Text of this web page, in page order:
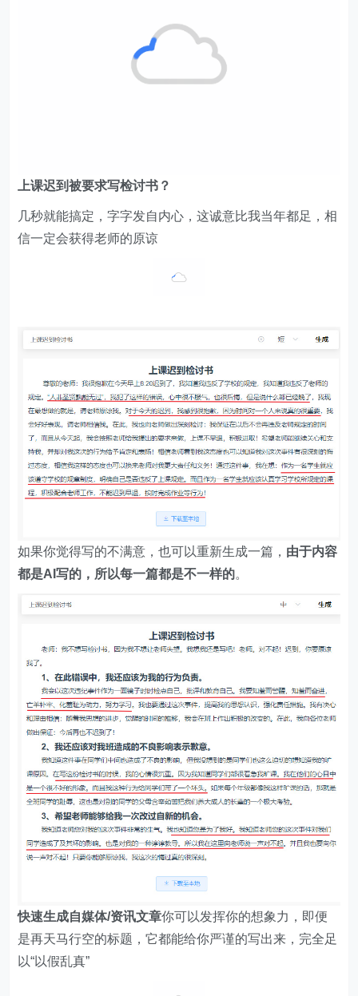
上课迟到被要求写检讨书？
几秒就能搞定，字字发自内心，这诚意比我当年都足，相
信一定会获得老师的原谅
如果你觉得写的不满意，也可以重新生成一篇， 由于内容
都是AI写的，所以每一篇都是不一样的。
快速生成自媒体/资讯文章你可以发挥你的想象力，即便
是再天马行空的标题，它都能给你严谨的写出来，完全足
以“以假乱真”